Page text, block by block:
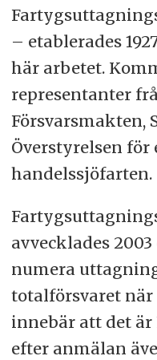
– etablerades
här arbetet.
representanter
Försvarsmakten,
Överstyrelsen
handelssjöfarten.
avvecklades
numera
totalförsvaret
innebär att det är
efter anmälan